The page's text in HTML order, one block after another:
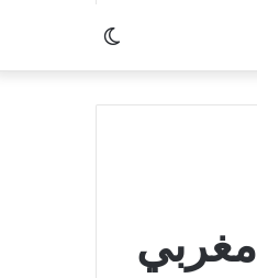
عنالوضع
المظلم
بلد أروبي يمنح اللجوء الإنساني ل55 مغربي